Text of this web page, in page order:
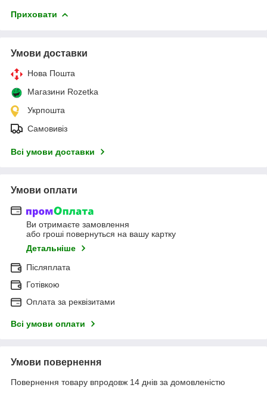
Приховати
Умови доставки
Нова Пошта
Магазини Rozetka
Укрпошта
Самовивіз
Всі умови доставки
Умови оплати
Ви отримаєте замовлення
або гроші повернуться на вашу картку
Детальніше
Післяплата
Готівкою
Оплата за реквізитами
Всі умови оплати
Умови повернення
Повернення товару впродовж 14 днів за домовленістю